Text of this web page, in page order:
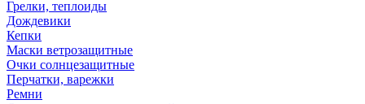
Грелки, теплоиды
Дождевики
Кепки
Маски ветрозащитные
Очки солнцезащитные
Перчатки, варежки
Ремни